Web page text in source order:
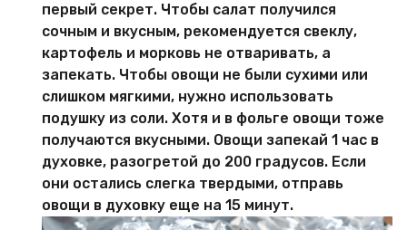
первый секрет. Чтобы салат получился
сочным и вкусным, рекомендуется свеклу,
картофель и морковь не отваривать, а
запекать. Чтобы овощи не были сухими или
слишком мягкими, нужно использовать
подушку из соли. Хотя и в фольге овощи тоже
получаются вкусными. Овощи запекай 1 час в
духовке, разогретой до 200 градусов. Если
они остались слегка твердыми, отправь
овощи в духовку еще на 15 минут.